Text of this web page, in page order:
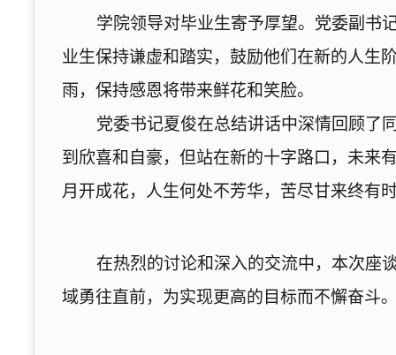
学院领导对毕业生寄予厚望。党委副书
业生保持谦虚和踏实，鼓励他们在新的人生
雨，保持感恩将带来鲜花和笑脸。
党委书记夏俊在总结讲话中深情回顾了
到欣喜和自豪，但站在新的十字路口，未来
月开成花，人生何处不芳华，苦尽甘来终有
在热烈的讨论和深入的交流中，本次座
域勇往直前，为实现更高的目标而不懈奋斗